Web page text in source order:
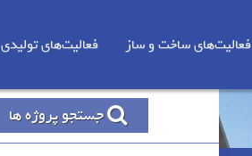
فعالیت‌های ساخت و ساز فعالیت‌های تولیدی
جستجو پروژه ها